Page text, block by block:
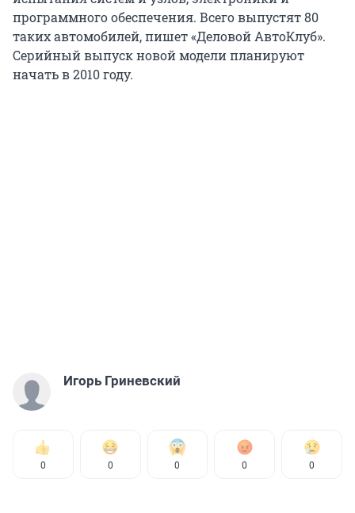
программного обеспечения. Всего выпустят 80
таких автомобилей, пишет «Деловой АвтоКлуб».
Серийный выпуск новой модели планируют
начать в 2010 году.
Игорь Гриневский
0 0 0 0 0